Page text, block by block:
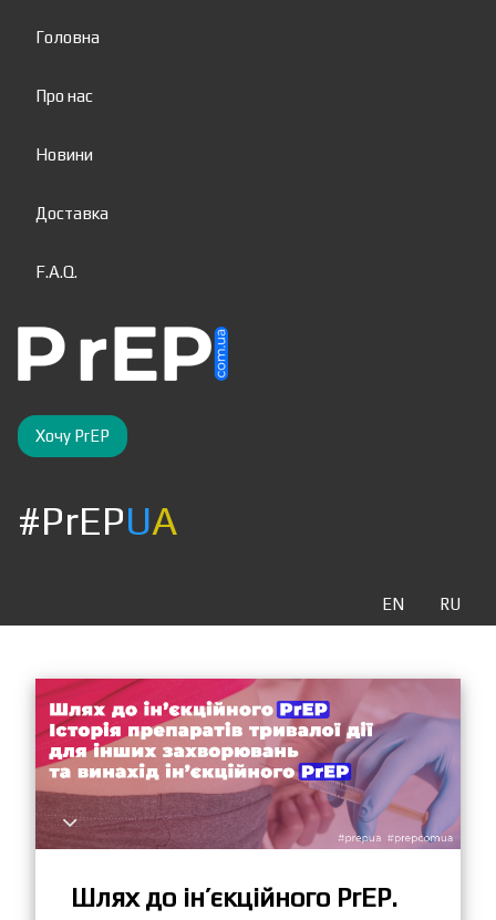
Головна
Про нас
Новини
Доставка
F.A.Q.
Хочу PrEP
#PrEPUA
RU
EN
Шлях до ін’єкційного PrEP.